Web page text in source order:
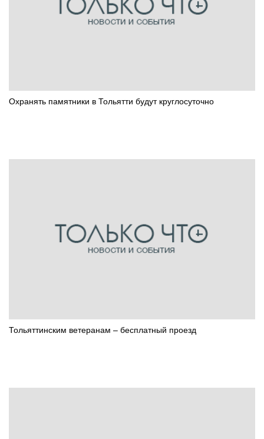
Охранять памятники в Тольятти будут круглосуточно
Тольяттинским ветеранам – бесплатный проезд